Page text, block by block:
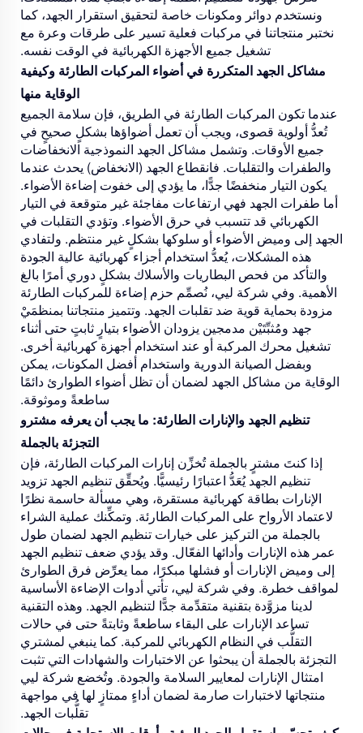
ونستخدم دوائر ومكونات خاصة لتحقيق استقرار الجهد، كما
نختبر منتجاتنا في مركبات فعلية تسير على طرقات وعرة مع
تشغيل جميع الأجهزة الكهربائية في الوقت نفسه.
مشاكل الجهد المتكررة في أضواء المركبات الطارئة وكيفية
الوقاية منها
عندما تكون المركبات الطارئة في الطريق، فإن سلامة الجميع
تُعدُّ أولوية قصوى، ويجب أن تعمل أضواؤها بشكلٍ صحيحٍ في
جميع الأوقات. وتشمل مشاكل الجهد النموذجية الانخفاضات
والطفرات والتقلبات. فانقطاع الجهد (الانخفاض) يحدث عندما
يكون التيار منخفضًا جدًّا، ما يؤدي إلى خفوت إضاءة الأضواء.
أما طفرات الجهد فهي ارتفاعات مفاجئة غير متوقعة في التيار
الكهربائي قد تتسبب في حرق الأضواء. وتؤدي التقلبات في
الجهد إلى وميض الأضواء أو سلوكها بشكلٍ غير منتظم. ولتفادي
هذه المشكلات، يُعدُّ استخدام أجزاء كهربائية عالية الجودة
والتأكد من فحص البطاريات والأسلاك بشكلٍ دوري أمرًا بالغ
الأهمية. وفي شركة ليي، نُصمِّم حزم إضاءة للمركبات الطارئة
مزودة بحماية قوية ضد تقلبات الجهد. وتتميز منتجاتنا بمنظمَيْ
جهد ومُثبِّتَيْن مدمجين يزودان الأضواء بتيارٍ ثابتٍ حتى أثناء
تشغيل محرك المركبة أو عند استخدام أجهزة كهربائية أخرى.
وبفضل الصيانة الدورية واستخدام أفضل المكونات، يمكن
الوقاية من مشاكل الجهد لضمان أن تظل أضواء الطوارئ دائمًا
ساطعةً وموثوقة.
تنظيم الجهد والإنارات الطارئة: ما يجب أن يعرفه مشترو
التجزئة بالجملة
إذا كنتَ مشترٍ بالجملة تُخزِّن إنارات المركبات الطارئة، فإن
تنظيم الجهد يُعَدُّ اعتبارًا رئيسيًّا. ويُحقِّق تنظيم الجهد تزويد
الإنارات بطاقة كهربائية مستقرة، وهي مسألة حاسمة نظرًا
لاعتماد الأرواح على المركبات الطارئة. وتمكِّنك عملية الشراء
بالجملة من التركيز على خيارات تنظيم الجهد لضمان طول
عمر هذه الإنارات وأدائها الفعّال. وقد يؤدي ضعف تنظيم الجهد
إلى وميض الإنارات أو فشلها مبكرًا، مما يعرِّض فرق الطوارئ
لمواقف خطرة. وفي شركة ليي، تأتي أدوات الإضاءة الأساسية
لدينا مزوَّدة بتقنية متقدِّمة جدًّا لتنظيم الجهد. وهذه التقنية
تساعد الإنارات على البقاء ساطعةً وثابتةً حتى في حالات
التقلُّب في النظام الكهربائي للمركبة. كما ينبغي لمشتري
التجزئة بالجملة أن يبحثوا عن الاختبارات والشهادات التي تثبت
امتثال الإنارات لمعايير السلامة والجودة. وتُخضع شركة ليي
منتجاتها لاختبارات صارمة لضمان أداءٍ ممتازٍ لها في مواجهة
تقلُّبات الجهد.